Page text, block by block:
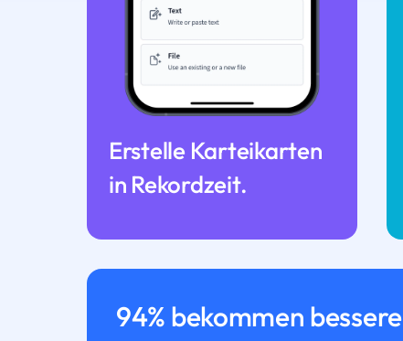
Erstelle Karteikarten
in Rekordzeit.
94% bekommen bessere